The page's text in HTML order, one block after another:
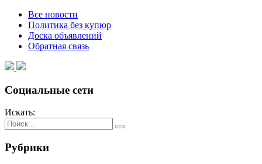
Все новости
Политика без купюр
Доска объявлений
Обратная связь
Социальные сети
Искать:
Рубрики